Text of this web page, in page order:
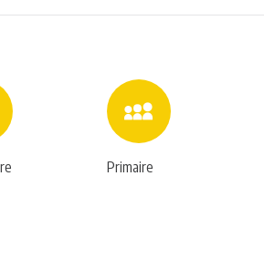
Primaire